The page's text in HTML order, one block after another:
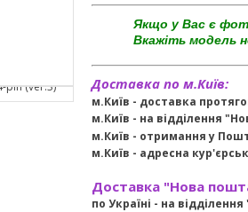
Якщо у Вас є
Вкажіть модель
Доставка по м.Київ:
м.Київ - доставка
м.Київ - на відділення
м.Київ - отримання у
м.Київ - адресна
Доставка "Нова
по Україні - на